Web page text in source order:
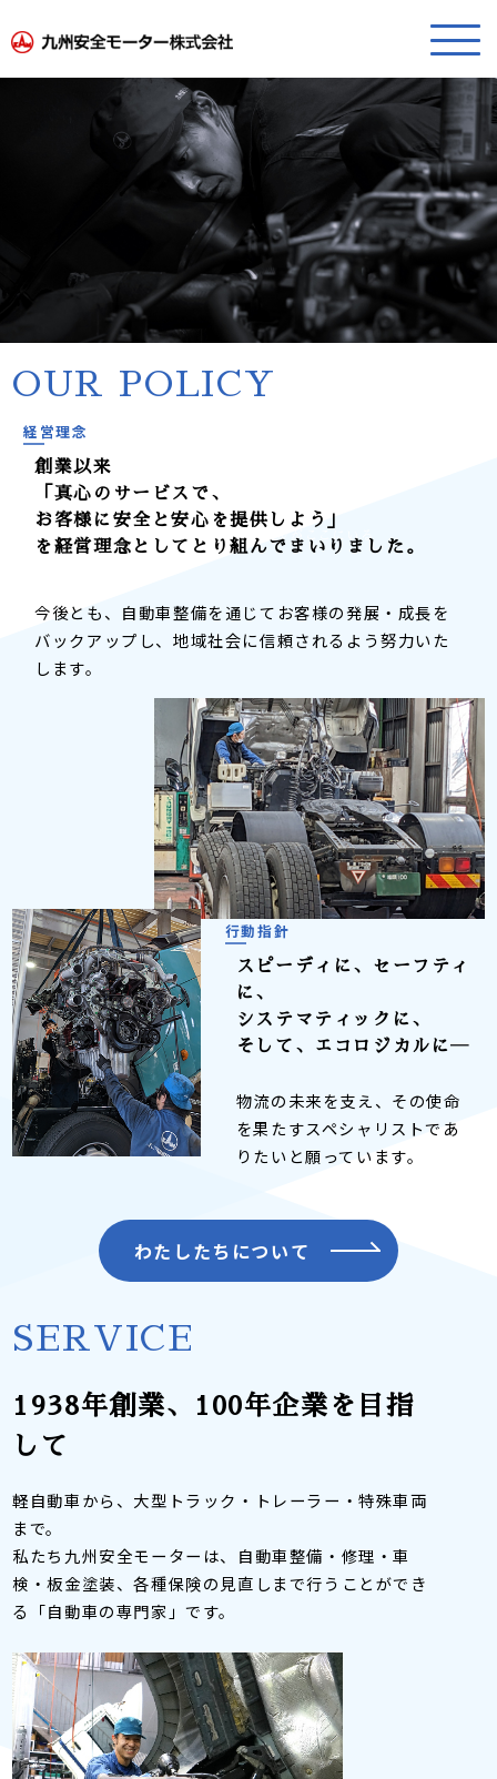
物流を支え、
「人」と「自動車」の安全を守る
今日も当たり前に何事もなく
そんな「物流」を支えるプロフェッショナルがここにいる
OUR POLICY
経営理念
創業以来
「真心のサービスで、
お客様に安全と安心を提供しよう」
を経営理念としてとり組んでまいりました。
今後とも、自動車整備を通じてお客様の発展・成長を
バックアップし、地域社会に信頼されるよう努力いた
します。
行動指針
スピーディに、セーフティ
に、
システマティックに、
そして、エコロジカルに―
物流の未来を支え、その使命
を果たすスペシャリストであ
りたいと願っています。
わたしたちについて
SERVICE
1938年創業、100年企業を目指
して
軽自動車から、大型トラック・トレーラー・特殊車両
まで。
私たち九州安全モーターは、自動車整備・修理・車
検・板金塗装、各種保険の見直しまで行うことができ
る「自動車の専門家」です。